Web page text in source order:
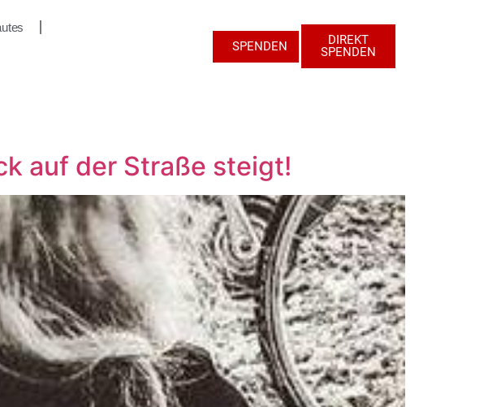
SPENDEN
DIREKT
SPENDEN
auf der Straße steigt!